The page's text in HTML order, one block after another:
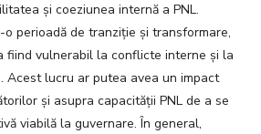
și coeziunea internă a PNL.
perioadă de tranziție și transformare,
fiind vulnerabil la conflicte interne și la
Acest lucru ar putea avea un impact
și asupra capacității PNL de a se
viabilă la guvernare. În general,